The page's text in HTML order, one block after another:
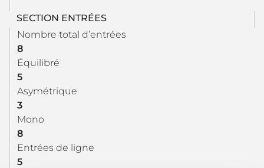
SECTION ENTRÉES
Nombre total d’entrées
8
Équilibré
5
Asymétrique
3
Mono
8
Entrées de ligne
5